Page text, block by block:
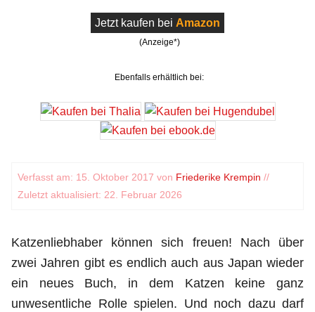
Jetzt kaufen bei Amazon
(Anzeige*)
Ebenfalls erhältlich bei:
Verfasst am: 15. Oktober 2017 von Friederike Krempin //
Zuletzt aktualisiert: 22. Februar 2026
Katzenliebhaber können sich freuen! Nach über
zwei Jahren gibt es endlich auch aus Japan wieder
ein neues Buch, in dem Katzen keine ganz
unwesentliche Rolle spielen. Und noch dazu darf